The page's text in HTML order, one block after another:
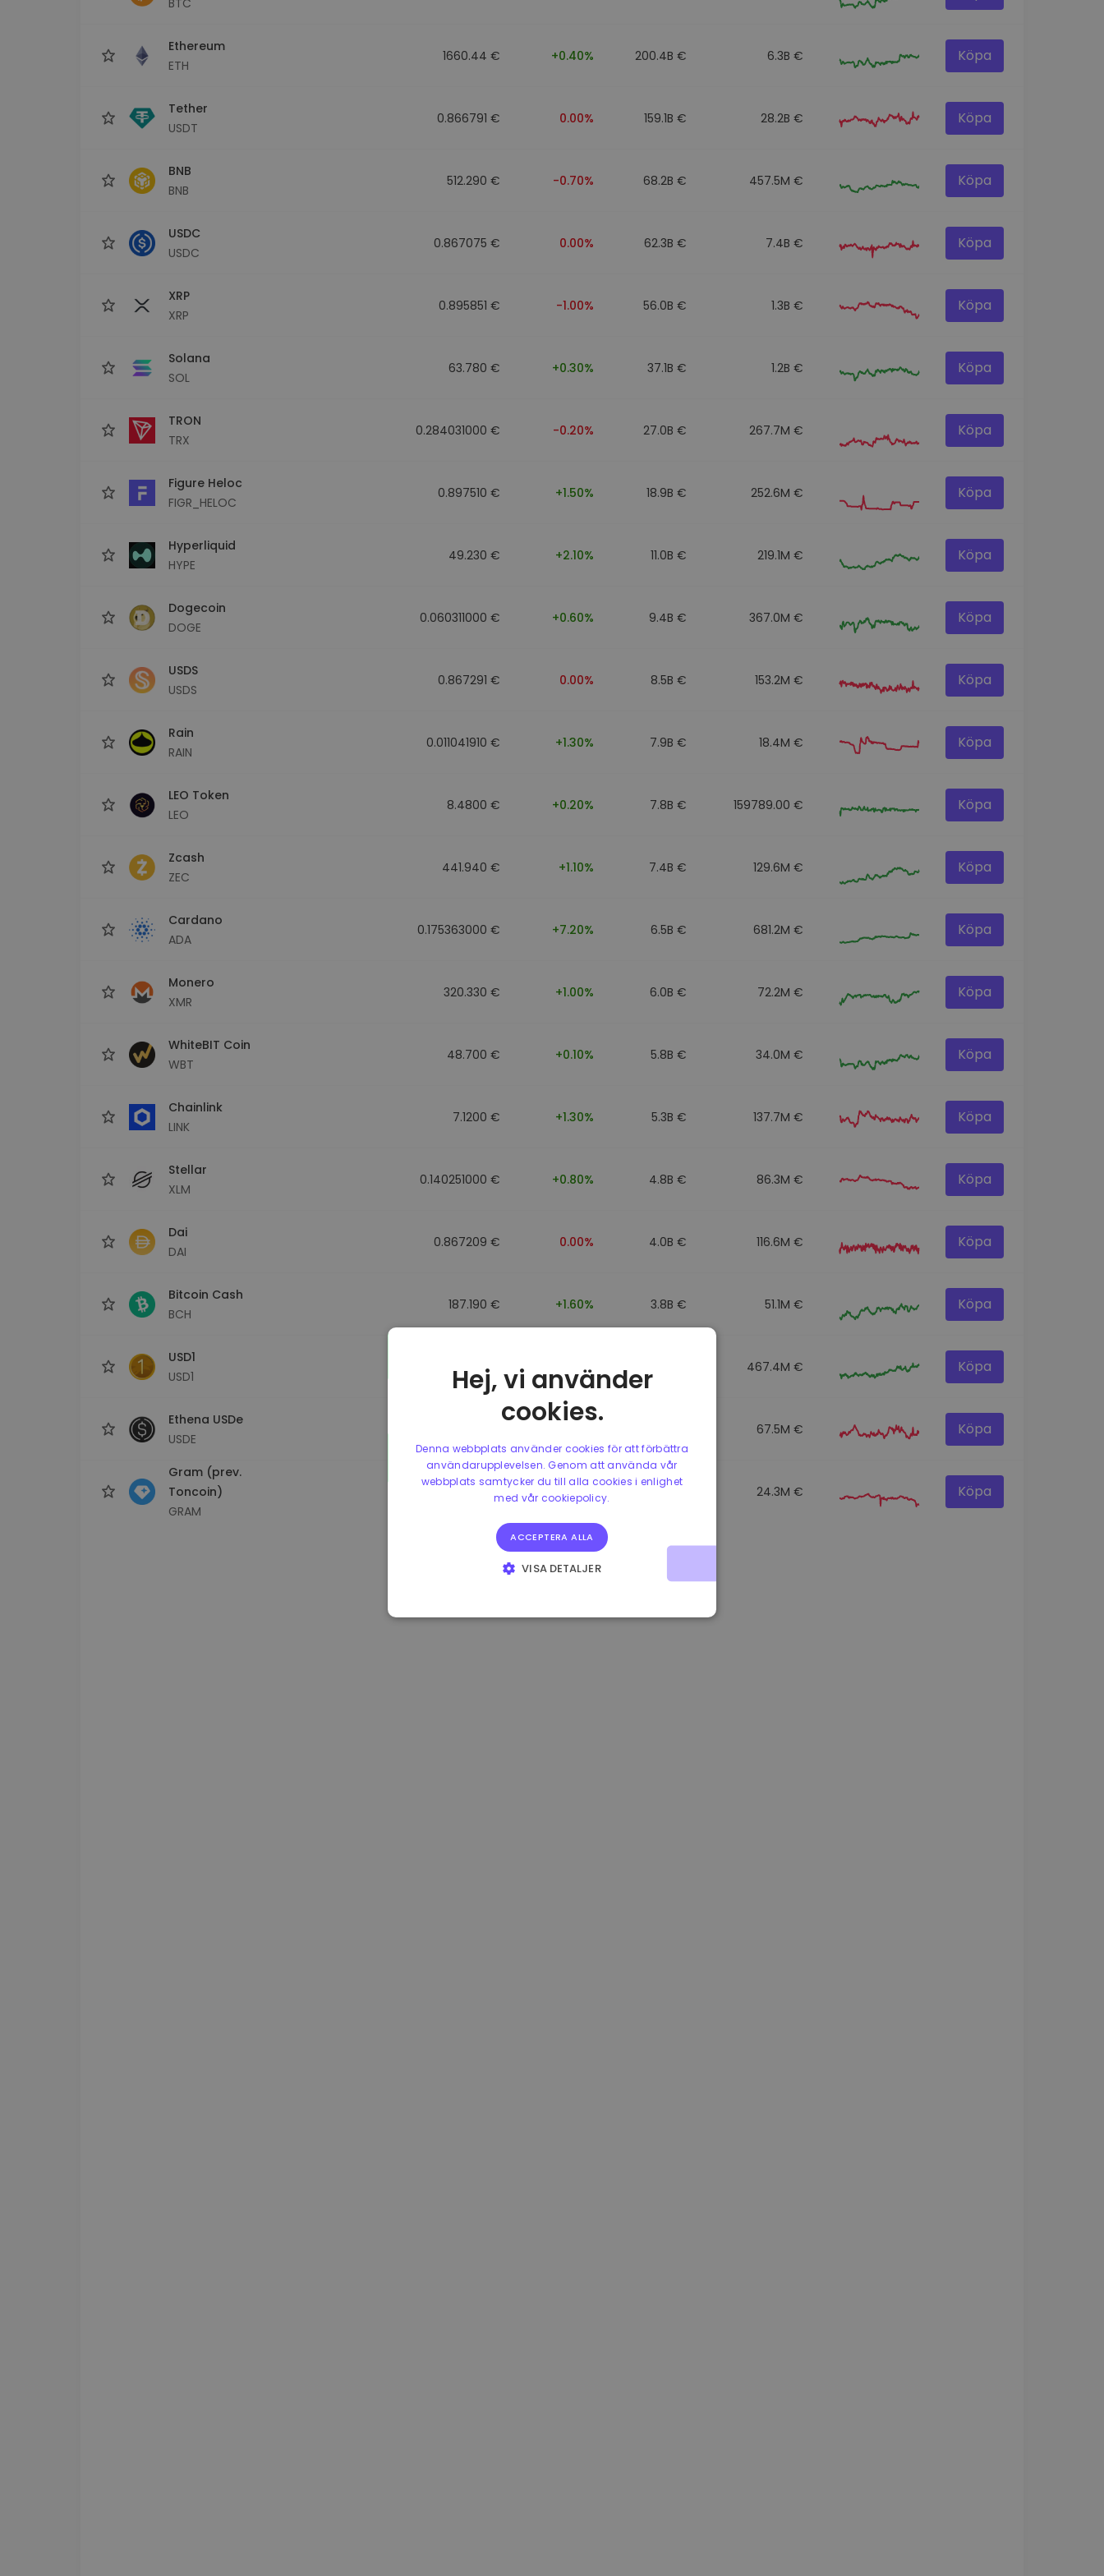
Ethereum
ETH
1660.44 € +0.40% 200.4B € 6.3B € Köpa
Tether
USDT
0.866791 € 0.00% 159.1B € 28.2B € Köpa
BNB
BNB
512.290 € -0.70% 68.2B € 457.5M € Köpa
USDC
USDC
0.867075 € 0.00% 62.3B € 7.4B € Köpa
XRP
XRP
0.895851 € -1.00% 56.0B € 1.3B € Köpa
Solana
SOL
63.780 € +0.30% 37.1B € 1.2B € Köpa
TRON
TRX
0.284031000 € -0.20% 27.0B € 267.7M € Köpa
Figure Heloc
FIGR_HELOC
0.897510 € +1.50% 18.9B € 252.6M € Köpa
Hyperliquid
HYPE
49.230 € +2.10% 11.0B € 219.1M € Köpa
Dogecoin
DOGE
0.060311000 € +0.60% 9.4B € 367.0M € Köpa
USDS
USDS
0.867291 € 0.00% 8.5B € 153.2M € Köpa
Rain
RAIN
0.011041910 € +1.30% 7.9B € 18.4M € Köpa
LEO Token
LEO
8.4800 € +0.20% 7.8B € 159789.00 € Köpa
Zcash
ZEC
441.940 € +1.10% 7.4B € 129.6M € Köpa
Cardano
ADA
0.175363000 € +7.20% 6.5B € 681.2M € Köpa
Monero
XMR
320.330 € +1.00% 6.0B € 72.2M € Köpa
WhiteBIT Coin
WBT
48.700 € +0.10% 5.8B € 34.0M € Köpa
Chainlink
LINK
7.1200 € +1.30% 5.3B € 137.7M € Köpa
Stellar
XLM
0.140251000 € +0.80% 4.8B € 86.3M € Köpa
Dai
DAI
0.867209 € 0.00% 4.0B € 116.6M € Köpa
Bitcoin Cash
BCH
187.190 € +1.60% 3.8B € 51.1M € Köpa
USD1
USD1
0.867184 € 0.00% 467.4M € Köpa
Ethena USDe
USDE
67.5M € Köpa
Gram (prev.
Toncoin)
GRAM
1.160000 € -3.00% 3.2B € 24.3M € Köpa
Hej, vi använder
cookies.
Denna webbplats använder cookies för att förbättra
användarupplevelsen. Genom att använda vår
webbplats samtycker du till alla cookies i enlighet
med vår cookiepolicy.
ACCEPTERA ALLA
VISA DETALJER